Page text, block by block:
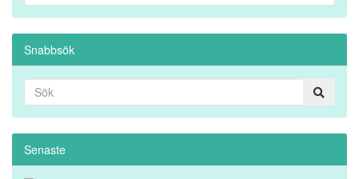
Snabbsök
Senaste